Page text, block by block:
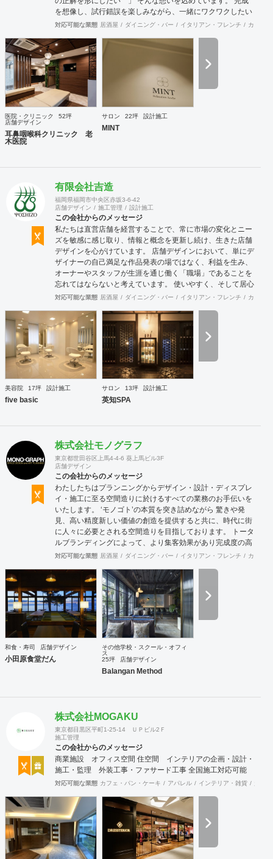
を想像し、試行錯誤を楽しみながら、 ​一緒にワクワクしたい
と思っています。
対応可能な業態 居酒屋 ダイニング・バー イタリアン・フレンチ カフェ
医院・クリニック
52坪
店舗デザイン
耳鼻咽喉科クリニック 老
木医院
サロン 22坪 設計施工
MINT
有限会社吉造
福岡県福岡市中央区赤坂3-6-42
店舗デザイン
施工管理 設計施工
この会社からのメッセージ
私たちは直営店舗を経営することで、常に市場の変化とニー
ズを敏感に感じ取り、情報と概念を更新し続け、生きた店舗
デザインを心がけています。 店舗デザインにおいて、単にデ
ザイナーの自己満足な作品発表の場ではなく、利益を生み、
オーナーやスタッフが生涯を通じ働く「職場」であることを
忘れてはならないと考えています。 使いやすく、そして居心
地がよく、時代の流れに左右されない強さを持った店舗デザ
業と開業コンサルティング事業をそなえており、テナント・
出店地選びや資金調達から実践に基づいたサポートが可能で
す。 まずはお気軽に、ご相談ください。
対応可能な業態 居酒屋 ダイニング・バー イタリアン・フレンチ カフェ
美容院 17坪 設計施工
five basic
サロン 13坪 設計施工
英知SPA
株式会社モノグラフ
東京都世田谷区上馬4-4-6 葵上馬ビル3F
店舗デザイン
この会社からのメッセージ
わたしたちはプランニングからデザイン・設計・ディスプレ
イ・施工に至る空間造りに於けるすべての業務のお手伝いを
いたします。 ‘モノゴト’の本質を突き詰めながら 驚きや発
見、高い精度新しい価値の創造を提供すると共に、時代に街
に人々に必要とされる空間造りを目指しております。 トータ
ルブランディングによって、より集客効果があり完成度の高
い店舗計画を行います。商品について、販売方法についてま
りを第一にしています。 お気軽にご相談ください。
対応可能な業態 居酒屋 ダイニング・バー イタリアン・フレンチ カフェ
和食・寿司 店舗デザイン
小田原食堂だん
その他学校・スクール・オフィ
ス
25坪
店舗デザイン
Balangan Method
株式会社MOGAKU
東京都目黒区平町1-25-14 ＵＰビル2Ｆ
施工管理
この会社からのメッセージ
商業施設 オフィス空間 住空間 インテリアの企画・設計・
施工・監理 外装工事・ファサード工事 全国施工対応可能
対応可能な業態 カフェ・パン・ケーキ アパレル インテリア・雑貨